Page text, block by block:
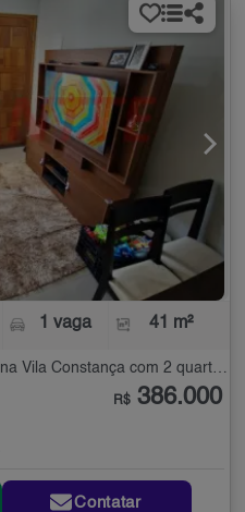
1 vaga 41 m²
Condomínio Fechado à Venda na Vila Constança com 2 quartos - 41 m²
R$ 386.000
Contatar